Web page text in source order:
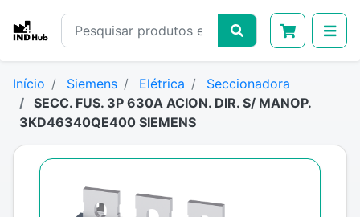
Início Siemens Elétrica
Seccionadora
SECC. FUS. 3P 630A ACION. DIR. S/ MANOP.
3KD46340QE400 SIEMENS